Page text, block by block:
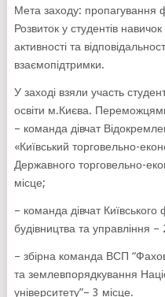
Мета заходу: пропагування
Розвиток у студентів навичок
активності та
взаємопідтримки.
У заході взяли участь
освіти м.Києва.
– команда дівчат
«Київський торговельно-
Державного торговельно-
місце;
– команда дівчат
будівництва та управління –
– збірна команда ВСП
та землевпорядкування
університету”– 3 місце.